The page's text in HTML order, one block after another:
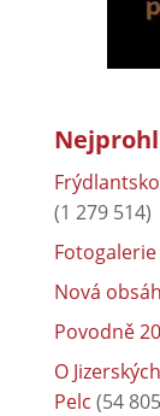
(1 279 514)
Nová
Povodně
O
Pelc (54